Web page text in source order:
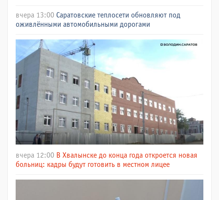
вчера 13:00 Саратовские теплосети обновляют под
оживлёнными автомобильными дорогами
вчера 12:00 В Хвалынске до конца года откроется новая
больниц: кадры будут готовить в местном лицее